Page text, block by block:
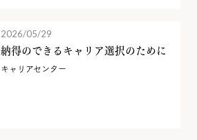
2026/05/29
納得のできるキャリア選択のために
キャリアセンター